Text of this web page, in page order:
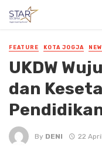
FEATURE KOTA JOGJA
UKDW
dan
By DENI 22